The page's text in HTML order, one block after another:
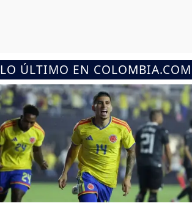
LO ÚLTIMO EN COLOMBIA.COM